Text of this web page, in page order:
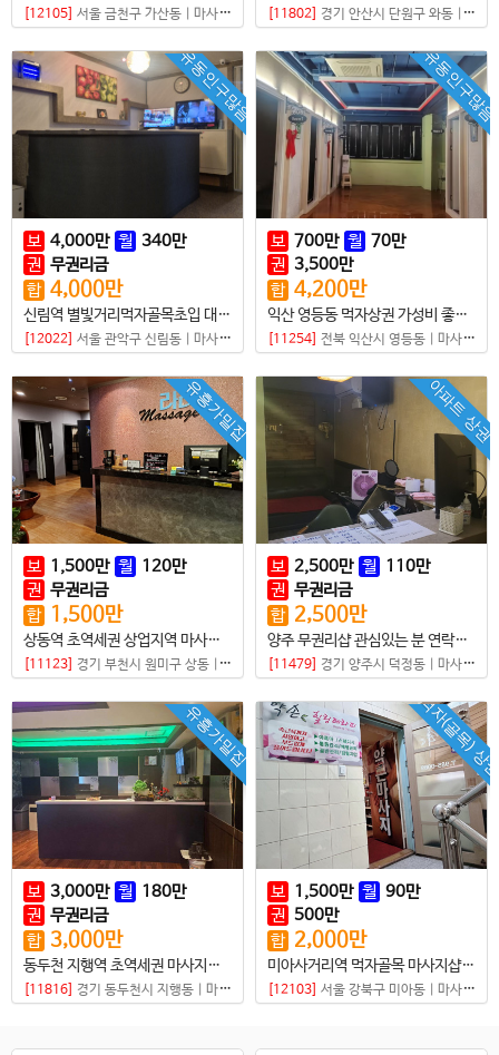
[12105] 서울 금천구 가산동 마사지샵 [11802] 경기 안산시 단원구 와동 마사
유동인구많음
보 4,000만 월 340만
권 무권리금
합 4,000만
신림역 별빛거리먹자골목초입 대로변 로드샵매매
[12022] 서울 관악구 신림동 마사지샵
유동인구많음
보 700만 월 70만
권 3,500만
합 4,200만
익산 영등동 먹자상권 가성비 좋은 샵매매
[11254] 전북 익산시 영등동 마사지샵
유흥가밀집
보 1,500만 월 120만
권 무권리금
합 1,500만
상동역 초역세권 상업지역 마사지샵 매물
[11123] 경기 부천시 원미구 상동 마사지샵
아파트 상권
보 2,500만 월 110만
권 무권리금
합 2,500만
양주 무권리샵 관심있는 분 연락주세요
[11479] 경기 양주시 덕정동 마사지샵
유흥가밀집
보 3,000만 월 180만
권 무권리금
합 3,000만
동두천 지행역 초역세권 마사지샵 급매
[11816] 경기 동두천시 지행동 마사지샵
먹자(골목)
보 1,500만 월 90만
권 500만
합 2,000만
미아사거리역 먹자골목 마사지샵매매
[12103] 서울 강북구 미아동 마사지샵